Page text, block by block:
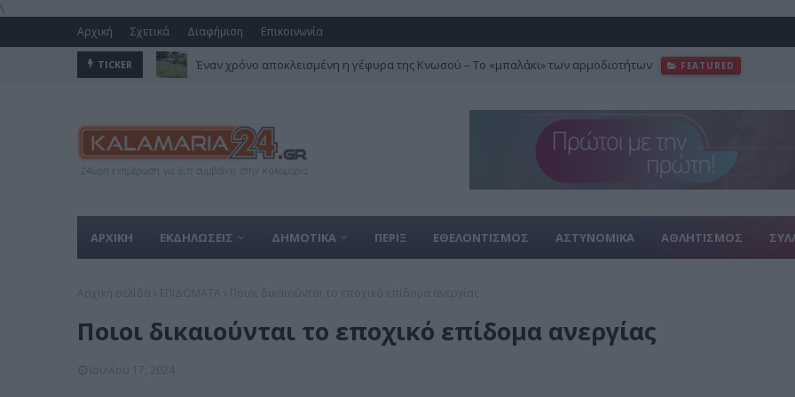
\
Αρχική Σχετικά Διαφήμιση Επικοινωνία
TICKER Έναν χρόνο αποκλεισμένη η γέφυρα της Κνωσού – Το «μπαλάκι» των αρμοδιοτήτων FEATURED
ΑΡΧΙΚΗ ΕΚΔΗΛΩΣΕΙΣ ΔΗΜΟΤΙΚΑ ΠΕΡΙΞ ΕΘΕΛΟΝΤΙΣΜΟΣ ΑΣΤΥΝΟΜΙΚΑ ΑΘΛΗΤΙΣΜΟΣ
Ποιοι δικαιούνται το εποχικό επίδομα ανεργίας